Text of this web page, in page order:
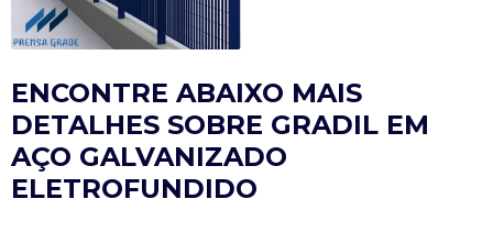
ENCONTRE ABAIXO MAIS
DETALHES SOBRE GRADIL EM
AÇO GALVANIZADO
ELETROFUNDIDO